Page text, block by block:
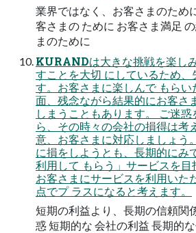
業界ではなく、お客さまのため
客さまの ために お客さま満足
まのために
KURANDは大きな挑戦を楽し
すことを大切 にしているため、
す。お客さまに楽しんで もらい
面、残念ながら結果的にお客さ
しまうこともあります。 ご迷
ら、その時々の会社の損得は考
意、お客さまに対応しましょう
に損をしようとも、長期的にみ
利用して もらう」サービスを目
お客さまにサービスを利用いた
点でプ ラスになると考えます。
短期の利益より、長期の信頼関
惑 短期的な 会社の利益 長期的